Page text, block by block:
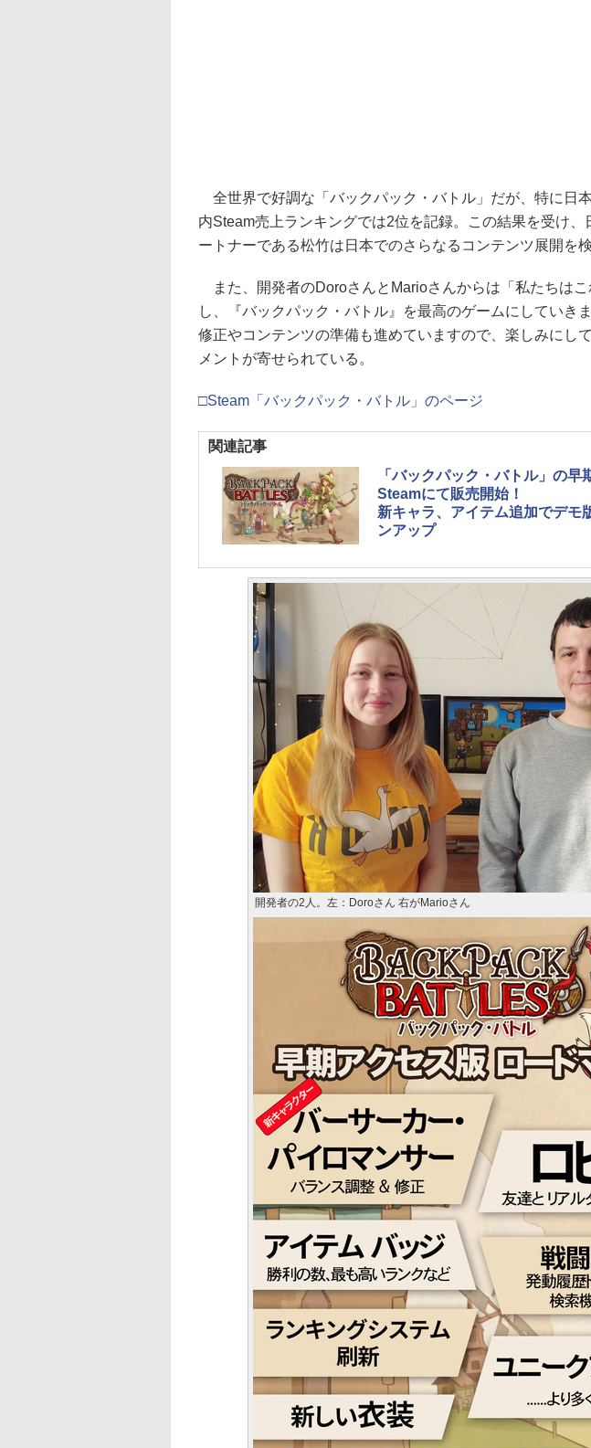
全世界で好調な「バックパック・バトル」だが、特に日
内Steam売上ランキングでは2位を記録。この結果を受け
ートナーである松竹は日本でのさらなるコンテンツ展開を
また、開発者のDoroさんとMarioさんからは「私たちはこ
し、『バックパック・バトル』を最高のゲームにしていき
修正やコンテンツの準備も進めていますので、楽しみにし
メントが寄せられている。
□Steam「バックパック・バトル」のページ
関連記事
「バックパック・バトル」の早
Steamにて販売開始！
新キャラ、アイテム追加でデモ
ンアップ
開発者の2人。左：Doroさん 右がMarioさん